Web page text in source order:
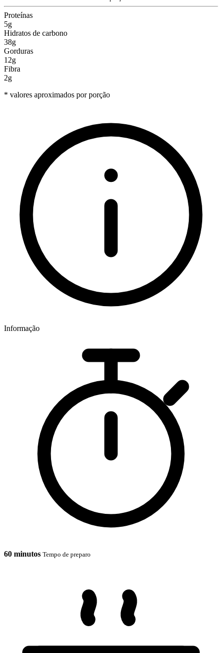
Proteínas
5g
Hidratos de carbono
38g
Gorduras
12g
Fibra
2g
* valores aproximados por porção
Informação
60 minutos Tempo de preparo